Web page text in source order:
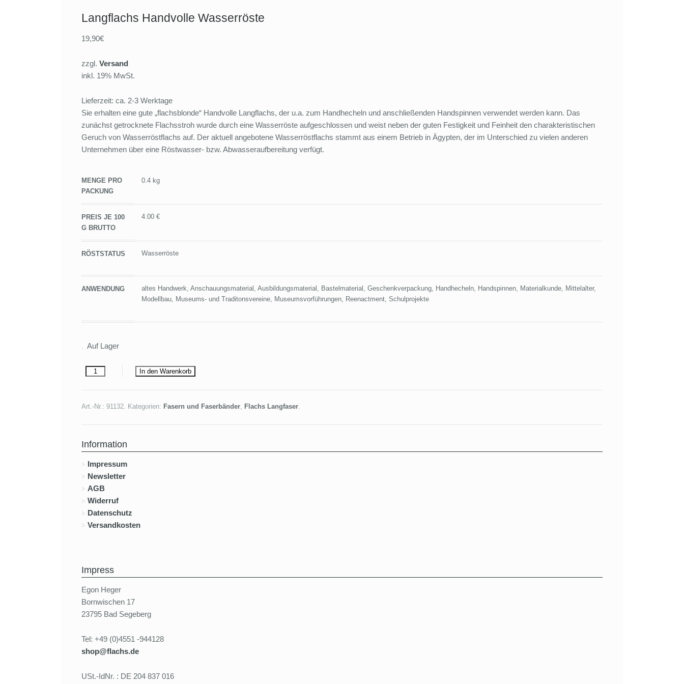
Langflachs Handvolle Wasserröste
19,90€
zzgl. Versand
inkl. 19% MwSt.
Lieferzeit: ca. 2-3 Werktage
Sie erhalten eine gute „flachsblonde“ Handvolle Langflachs, der u.a. zum Handhecheln und anschließenden Handspinnen verwendet werden kann. Das
zunächst getrocknete Flachsstroh wurde durch eine Wasserröste aufgeschlossen und weist neben der guten Festigkeit und Feinheit den charakteristischen
Geruch von Wasserröstflachs auf. Der aktuell angebotene Wasserröstflachs stammt aus einem Betrieb in Ägypten, der im Unterschied zu vielen anderen
Unternehmen über eine Röstwasser- bzw. Abwasseraufbereitung verfügt.
MENGE PRO
PACKUNG
0.4 kg
PREIS JE 100
G BRUTTO
4.00 €
RÖSTSTATUS Wasserröste
ANWENDUNG
altes Handwerk, Anschauungsmaterial, Ausbildungsmaterial, Bastelmaterial, Geschenkverpackung, Handhecheln, Handspinnen, Materialkunde, Mittelalter,
Modellbau, Museums- und Traditonsvereine, Museumsvorführungen, Reenactment, Schulprojekte
Auf Lager
In den Warenkorb
Art.-Nr.: 91132. Kategorien: Fasern und Faserbänder, Flachs Langfaser.
Information
Impressum
Newsletter
AGB
Widerruf
Datenschutz
Versandkosten
Impress
Egon Heger
Bornwischen 17
23795 Bad Segeberg
Tel: +49 (0)4551 -944128
shop@flachs.de
USt.-IdNr. : DE 204 837 016